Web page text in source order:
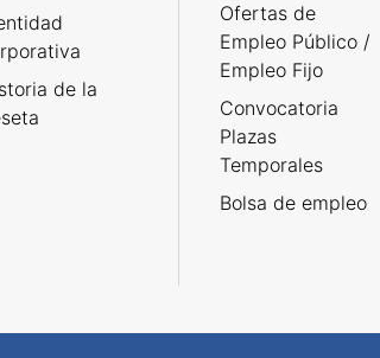
de la
Ofertas de
Empleo Público /
Empleo Fijo
Convocatoria
Plazas
Temporales
Bolsa de empleo